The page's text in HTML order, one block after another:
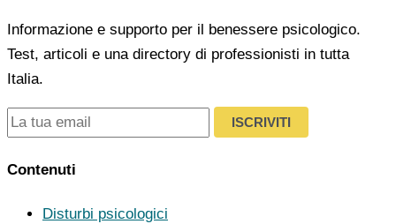
Informazione e supporto per il benessere psicologico.
Test, articoli e una directory di professionisti in tutta
Italia.
ISCRIVITI
Contenuti
Disturbi psicologici